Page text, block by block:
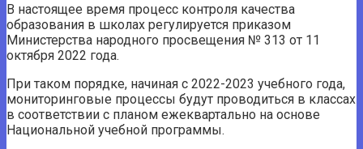
В настоящее время процесс контроля качества
образования в школах регулируется приказом
Министерства народного просвещения № 313 от 11
октября 2022 года.
При таком порядке, начиная с 2022-2023 учебного года,
мониторинговые процессы будут проводиться в классах
в соответствии с планом ежеквартально на основе
Национальной учебной программы.